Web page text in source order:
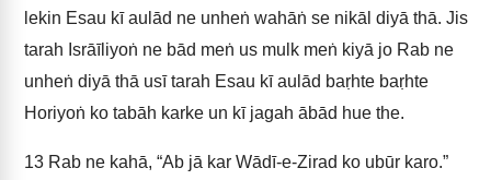
lekin Esau kī aulād ne unheṅ wahāṅ se nikāl diyā thā. Jis
tarah Isrāīliyoṅ ne bād meṅ us mulk meṅ kiyā jo Rab ne
unheṅ diyā thā usī tarah Esau kī aulād baṛhte baṛhte
Horiyoṅ ko tabāh karke un kī jagah ābād hue the.
13 Rab ne kahā, “Ab jā kar Wādī-e-Zirad ko ubūr karo.”